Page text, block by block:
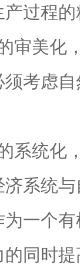
过程
美化
考虑
统化
系统
一个
同时